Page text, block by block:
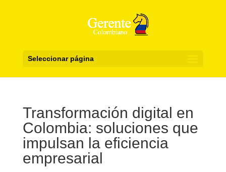
Seleccionar página
Transformación digital en
Colombia: soluciones que
impulsan la eficiencia
empresarial